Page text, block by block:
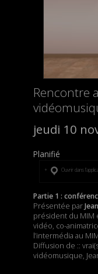
Rencontre
jeudi 10
Planifié
Ouvrir dans
Partie 1 :
Présentée par
président du MIM
vidéo, co-
l’intermédia au
Diffusion de ::
vidéomusique,